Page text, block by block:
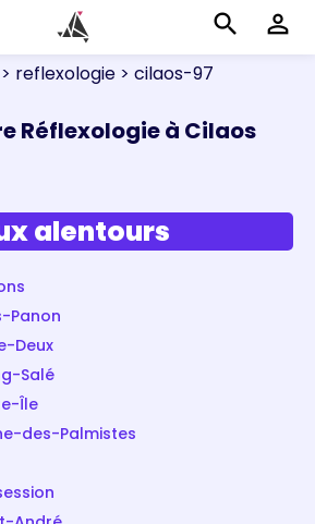
search perm_identity
> reflexologie > cilaos-97
Réflexologie à Cilaos
alentours
Panon
Deux
Salé
Île
des-Palmistes